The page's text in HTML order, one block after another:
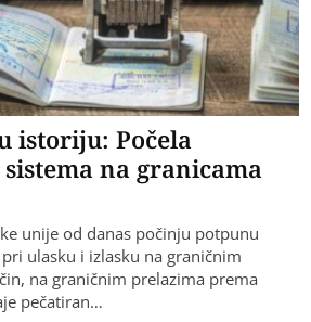
istoriju: Počela
na granicama
unije od danas počinju potpunu
ulasku i izlasku na graničnim
na graničnim prelazima prema
pečatiran…